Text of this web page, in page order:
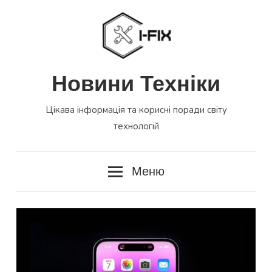
Новини Техніки
Цікава інформація та корисні поради світу
технологій
Меню